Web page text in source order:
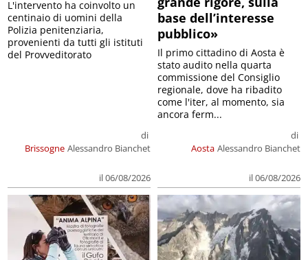
Brissogne
di
Alessandro Bianchet
il 06/08/2026
L'intervento ha coinvolto un
centinaio di uomini della
Polizia penitenziaria,
provenienti da tutti gli istituti
del Provveditorato
base dell’interesse
pubblico»
Aosta
di
Alessandro Bianchet
il 06/08/2026
Il primo cittadino di Aosta è
stato audito nella quarta
commissione del Consiglio
regionale, dove ha ribadito
come l'iter, al momento, sia
ancora ferm...